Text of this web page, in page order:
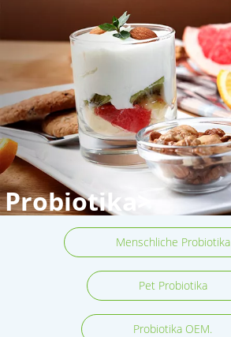
Probiotika>
Menschliche Probiotika
Pet Probiotika
Probiotika OEM.